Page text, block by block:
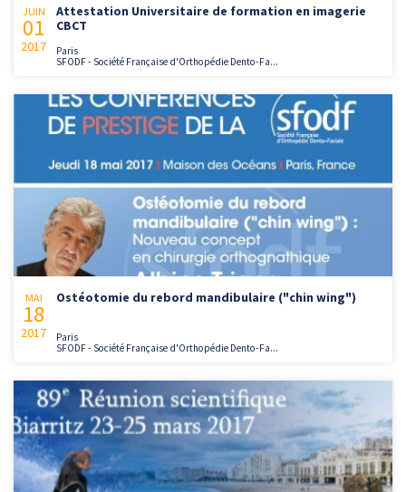
JUIN
01
2017
Attestation Universitaire de formation en imagerie
CBCT
Paris
SFODF - Société Française d'Orthopédie Dento-Fa...
MAI
18
2017
Ostéotomie du rebord mandibulaire ("chin wing")
Paris
SFODF - Société Française d'Orthopédie Dento-Fa...